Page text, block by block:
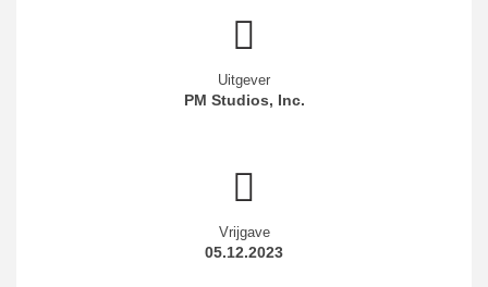
Uitgever
PM Studios, Inc.
Vrijgave
05.12.2023